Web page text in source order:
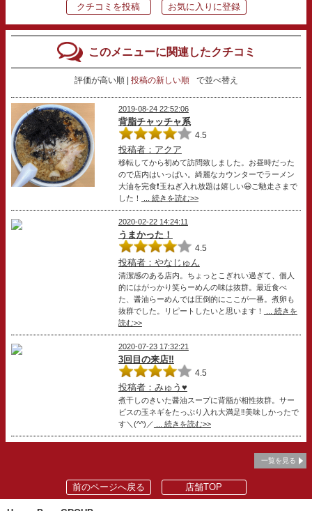
クチコミを投稿 お気に入りに登録
このメニューに関連したクチコミ
評価が高い順 投稿の新しい順 で並べ替え
2019-08-24 22:52:06
背脂チャッチャ系
4.5
投稿者：アクア
移転してから初めて訪問致しました。お昼時だった
ので店内はいっぱい。綺麗なカウンターでラーメン
大油を完食❗️玉ねぎ入れ放題は嬉しい😃ご馳走さまで
した！
... 続きを読む>>
2020-02-22 14:24:11
うまかった！
4.5
投稿者：やなじゅん
清潔感のある店内。ちょっとこぎれい過ぎて、個人
的にはがっかり笑らーめんの味は抜群。最近食べ
た、醤油らーめんでは圧倒的にここが一番。煮卵も
抜群でした。リピートしたいと思います！
... 続きを
読む>>
2020-07-23 17:32:21
3回目の来店‼️
4.5
投稿者：みゅう♥
煮干しのきいた醤油スープに背脂が相性抜群。サー
ビスの玉ネギをたっぷり入れ大満足‼️美味しかったで
す＼(^^)／
... 続きを読む>>
一覧を見る
前のページへ戻る 店舗TOP